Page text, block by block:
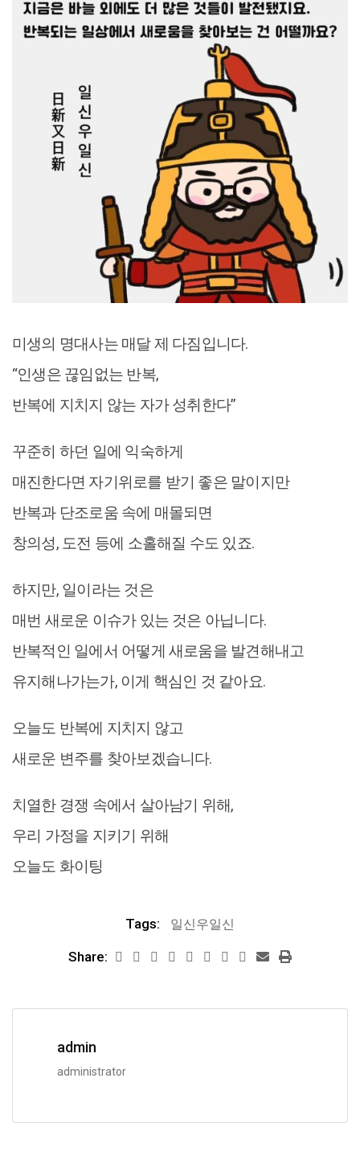
미생의 명대사는 매달 제 다짐입니다.
“인생은 끊임없는 반복,
반복에 지치지 않는 자가 성취한다”
꾸준히 하던 일에 익숙하게
매진한다면 자기위로를 받기 좋은 말이지만
반복과 단조로움 속에 매몰되면
창의성, 도전 등에 소홀해질 수도 있죠.
하지만, 일이라는 것은
매번 새로운 이슈가 있는 것은 아닙니다.
반복적인 일에서 어떻게 새로움을 발견해내고
유지해나가는가, 이게 핵심인 것 같아요.
오늘도 반복에 지치지 않고
새로운 변주를 찾아보겠습니다.
치열한 경쟁 속에서 살아남기 위해,
우리 가정을 지키기 위해
오늘도 화이팅
Tags: 일신우일신
Share:
admin
administrator